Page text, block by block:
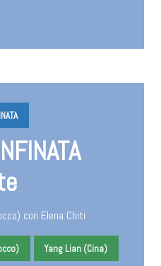
con Elena Chiti
Yang Lian (Cina)